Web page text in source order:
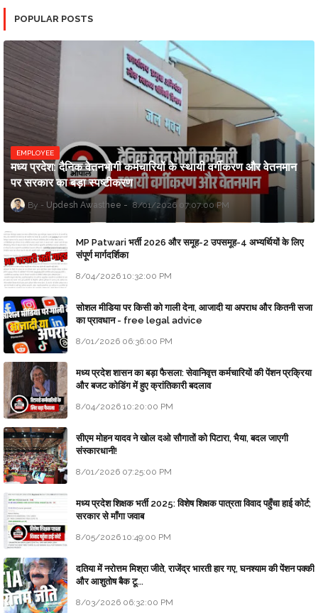
POPULAR POSTS
EMPLOYEE
मध्य प्रदेश: दैनिक वेतनभोगी कर्मचारियों के स्थायी वर्गीकरण और वेतनमान
पर सरकार का बड़ा स्पष्टीकरण
Updesh Awasthee 8/01/2026 07:07:00 PM
MP Patwari भर्ती 2026 और समूह-2 उपसमूह-4 अभ्यर्थियों के लिए
संपूर्ण मार्गदर्शिका
8/04/2026 10:32:00 PM
सोशल मीडिया पर किसी को गाली देना, आजादी या अपराध और कितनी सजा
का प्रावधान - free legal advice
8/01/2026 06:36:00 PM
मध्य प्रदेश शासन का बड़ा फैसला: सेवानिवृत्त कर्मचारियों की पेंशन प्रक्रिया
और बजट कोडिंग में हुए क्रांतिकारी बदलाव
8/04/2026 10:20:00 PM
सीएम मोहन यादव ने खोल दओ सौगातों को पिटारा, भैया, बदल जाएगी
संस्कारधानी!
8/01/2026 07:25:00 PM
मध्य प्रदेश शिक्षक भर्ती 2025: विशेष शिक्षक पात्रता विवाद पहुँचा हाई कोर्ट;
सरकार से माँगा जवाब
8/05/2026 10:49:00 PM
दतिया में नरोत्तम मिश्रा जीते, राजेंद्र भारती हार गए, घनश्याम की पेंशन पक्की
और आशुतोष बैक टू...
8/03/2026 06:32:00 PM